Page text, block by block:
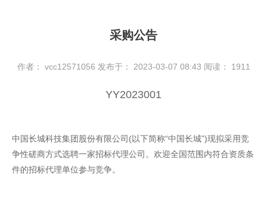
采购公告
作者： vcc12571056 发布于： 2023-03-07 08:43 阅读： 1911
YY2023001
中国长城科技集团股份有限公司(以下简称“中国长城”)现拟采用竞
争性磋商方式选聘一家招标代理公司。欢迎全国范围内符合资质条
件的招标代理单位参与竞争。